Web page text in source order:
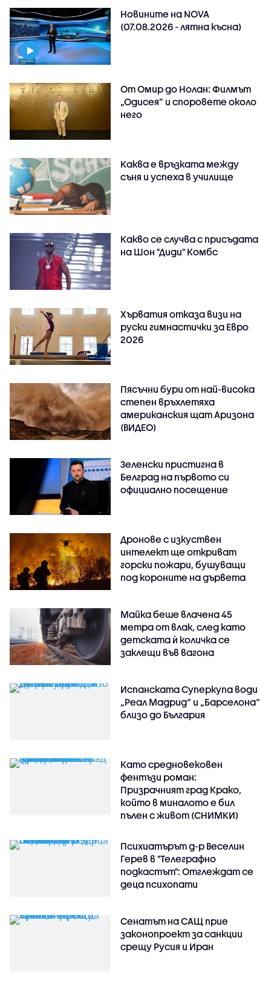
Новините на NOVA
(07.08.2026 - лятна късна)
От Омир до Нолан: Филмът
„Одисея” и споровете около
него
Каква е връзката между
съня и успеха в училище
Какво се случва с присъдата
на Шон "Диди" Комбс
Хърватия отказа визи на
руски гимнастички за Евро
2026
Пясъчни бури от най-висока
степен връхлетяха
американския щат Аризона
(ВИДЕО)
Зеленски пристигна в
Белград на първото си
официално посещение
Дронове с изкуствен
интелект ще откриват
горски пожари, бушуващи
под короните на дървета
Майка беше влачена 45
метра от влак, след като
детската ѝ количка се
заклещи във вагона
Испанската Суперкупа води
„Реал Мадрид“ и „Барселона“
близо до България
Като средновековен
фентъзи роман:
Призрачният град Крако,
който в миналото е бил
пълен с живот (СНИМКИ)
Психиатърът д-р Веселин
Герев в "Телеграфно
подкастът": Отглеждат се
деца психопати
Сенатът на САЩ прие
законопроект за санкции
срещу Русия и Иран